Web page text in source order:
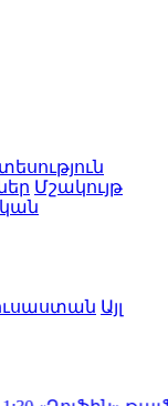
Մշակույթ
Այլ